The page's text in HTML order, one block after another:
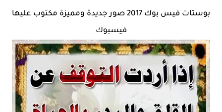
بوستات فيس بوك 2017 صور جديدة ومميزة مكتوب عليها
فيسبوك